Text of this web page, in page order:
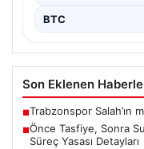
BTC
Son Eklenen
■Trabzonspor Salah’ın
■Önce Tasfiye, Sonra
Süreç Yasası Detayları